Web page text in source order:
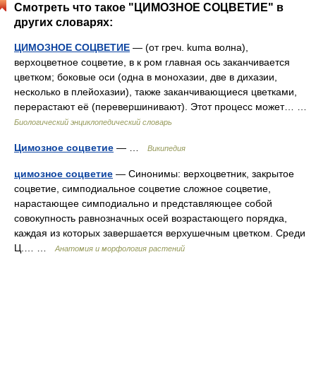
Смотреть что такое "ЦИМОЗНОЕ СОЦВЕТИЕ" в
других словарях:
ЦИМОЗНОЕ СОЦВЕТИЕ — (от греч. kumа волна),
верхоцветное соцветие, в к ром главная ось заканчивается
цветком; боковые оси (одна в монохазии, две в дихазии,
несколько в плейохазии), также заканчивающиеся цветками,
перерастают её (перевершинивают). Этот процесс может… …
Биологический энциклопедический словарь
Цимозное соцветие — … Википедия
цимозное соцветие — Синонимы: верхоцветник, закрытое
соцветие, симподиальное соцветие сложное соцветие,
нарастающее симподиально и представляющее собой
совокупность равнозначных осей возрастающего порядка,
каждая из которых завершается верхушечным цветком. Среди
Ц.… …
Анатомия и морфология растений